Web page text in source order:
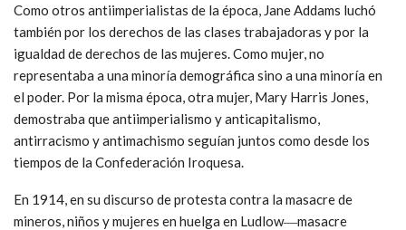
Como otros antiimperialistas de la época, Jane Addams luchó
también por los derechos de las clases trabajadoras y por la
igualdad de derechos de las mujeres. Como mujer, no
representaba a una minoría demográfica sino a una minoría en
el poder. Por la misma época, otra mujer, Mary Harris Jones,
demostraba que antiimperialismo y anticapitalismo,
antirracismo y antimachismo seguían juntos como desde los
tiempos de la Confederación Iroquesa.
En 1914, en su discurso de protesta contra la masacre de
mineros, niños y mujeres en huelga en Ludlow―masacre